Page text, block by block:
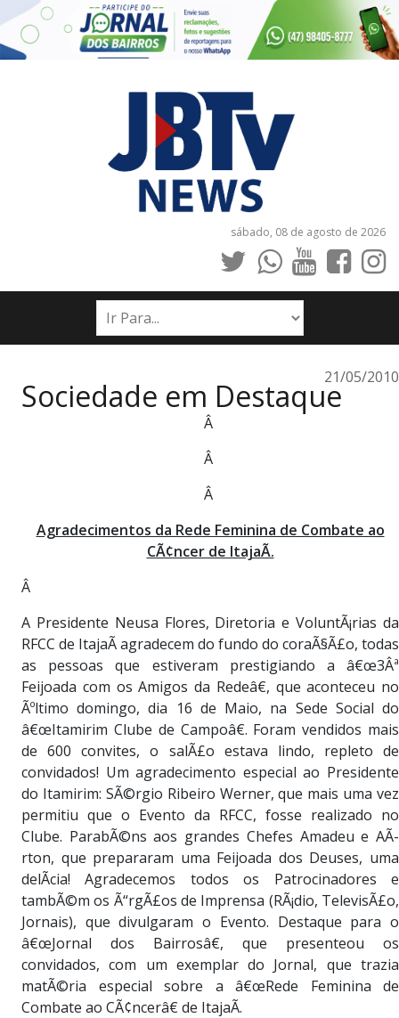
sábado, 08 de agosto de 2026
INÍCIO
NOTÍCIAS
PUBLICAÇÕES LEGAIS
21/05/2010
Sociedade em Destaque
Â
Â
Â
Agradecimentos da Rede Feminina de Combate ao
CÃ¢ncer de ItajaÃ­.
Â
A Presidente Neusa Flores, Diretoria e VoluntÃ¡rias da
RFCC de ItajaÃ­ agradecem do fundo do coraÃ§Ã£o, todas
as pessoas que estiveram prestigiando a â€œ3Âª
Feijoada com os Amigos da Redeâ€, que aconteceu no
Ãºltimo domingo, dia 16 de Maio, na Sede Social do
â€œItamirim Clube de Campoâ€. Foram vendidos mais
de 600 convites, o salÃ£o estava lindo, repleto de
convidados! Um agradecimento especial ao Presidente
do Itamirim: SÃ©rgio Ribeiro Werner, que mais uma vez
permitiu que o Evento da RFCC, fosse realizado no
Clube. ParabÃ©ns aos grandes Chefes Amadeu e AÃ­
rton, que prepararam uma Feijoada dos Deuses, uma
delÃ­cia! Agradecemos todos os Patrocinadores e
tambÃ©m os Ã“rgÃ£os de Imprensa (RÃ¡dio, TelevisÃ£o,
Jornais), que divulgaram o Evento. Destaque para o
â€œJornal dos Bairrosâ€, que presenteou os
convidados, com um exemplar do Jornal, que trazia
matÃ©ria especial sobre a â€œRede Feminina de
Combate ao CÃ¢ncerâ€ de ItajaÃ­.